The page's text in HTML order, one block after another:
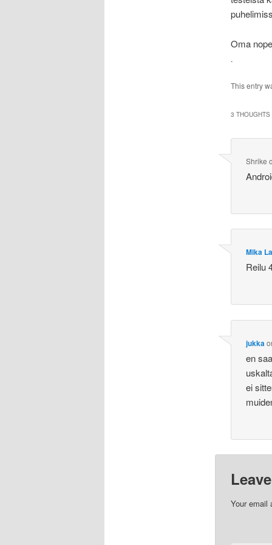
Oma
.
This entry
3 THOUGHTS
Shrike
Mika
Reilu
jukka
en
ei
Your email